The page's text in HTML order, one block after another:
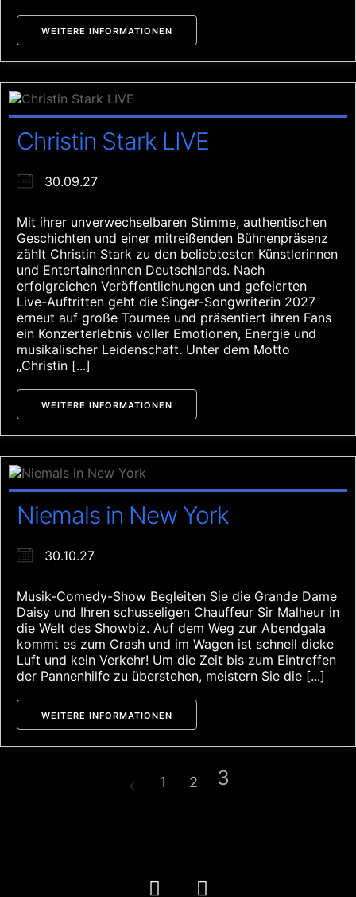
WEITERE INFORMATIONEN
Christin Stark LIVE
30.09.27
Mit ihrer unverwechselbaren Stimme, authentischen
Geschichten und einer mitreißenden Bühnenpräsenz
zählt Christin Stark zu den beliebtesten Künstlerinnen
und Entertainerinnen Deutschlands. Nach
erfolgreichen Veröffentlichungen und gefeierten
Live-Auftritten geht die Singer-Songwriterin 2027
erneut auf große Tournee und präsentiert ihren Fans
ein Konzerterlebnis voller Emotionen, Energie und
musikalischer Leidenschaft. Unter dem Motto
„Christin [...]
WEITERE INFORMATIONEN
Niemals in New York
30.10.27
Musik-Comedy-Show Begleiten Sie die Grande Dame
Daisy und Ihren schusseligen Chauffeur Sir Malheur in
die Welt des Showbiz. Auf dem Weg zur Abendgala
kommt es zum Crash und im Wagen ist schnell dicke
Luft und kein Verkehr! Um die Zeit bis zum Eintreffen
der Pannenhilfe zu überstehen, meistern Sie die [...]
WEITERE INFORMATIONEN
1 2 3